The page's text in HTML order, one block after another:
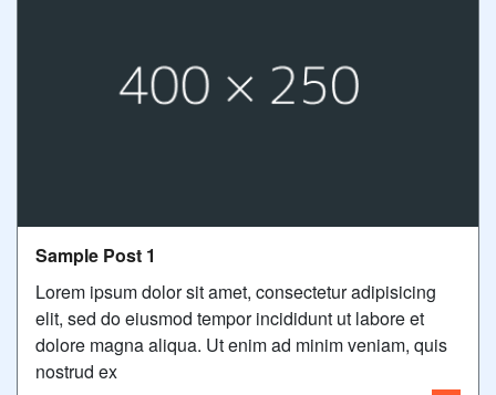
Sample Post 1
Lorem ipsum dolor sit amet, consectetur adipisicing
elit, sed do eiusmod tempor incididunt ut labore et
dolore magna aliqua. Ut enim ad minim veniam, quis
nostrud ex